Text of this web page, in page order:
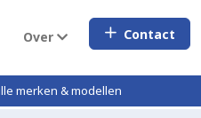
Over Contact
merken & modellen